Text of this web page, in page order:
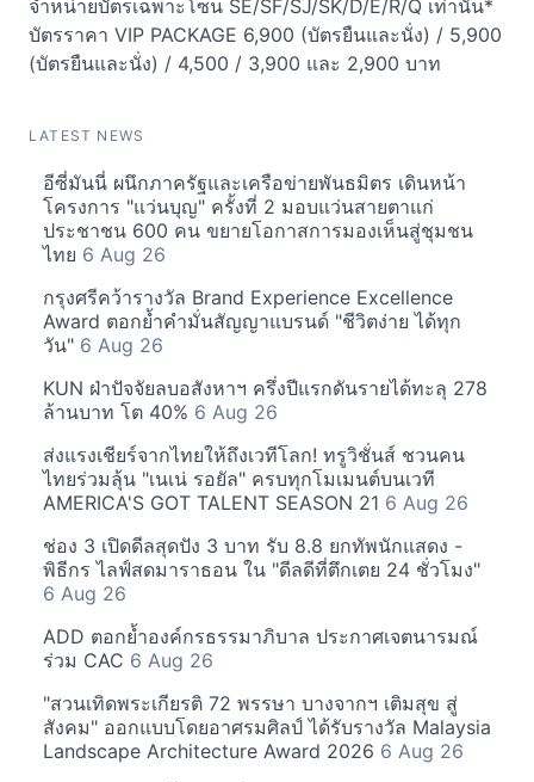
จำหน่ายบัตรเฉพาะโซน SE/SF/SJ/SK/D/E/R/Q เท่านั้น*
บัตรราคา VIP PACKAGE 6,900 (บัตรยืนและนั่ง) / 5,900
(บัตรยืนและนั่ง) / 4,500 / 3,900 และ 2,900 บาท
LATEST NEWS
อีซี่มันนี่ ผนึกภาครัฐและเครือข่ายพันธมิตร เดินหน้า
โครงการ "แว่นบุญ" ครั้งที่ 2 มอบแว่นสายตาแก่
ประชาชน 600 คน ขยายโอกาสการมองเห็นสู่ชุมชน
ไทย 6 Aug 26
กรุงศรีคว้ารางวัล Brand Experience Excellence
Award ตอกย้ำคำมั่นสัญญาแบรนด์ "ชีวิตง่าย ได้ทุก
วัน" 6 Aug 26
KUN ฝ่าปัจจัยลบอสังหาฯ ครึ่งปีแรกดันรายได้ทะลุ 278
ล้านบาท โต 40% 6 Aug 26
ส่งแรงเชียร์จากไทยให้ถึงเวทีโลก! ทรูวิชั่นส์ ชวนคน
ไทยร่วมลุ้น "เนเน่ รอยัล" ครบทุกโมเมนต์บนเวที
AMERICA'S GOT TALENT SEASON 21 6 Aug 26
ช่อง 3 เปิดดีลสุดปัง 3 บาท รับ 8.8 ยกทัพนักแสดง -
พิธีกร ไลฟ์สดมาราธอน ใน "ดีลดีที่ตึกเตย 24 ชั่วโมง"
6 Aug 26
ADD ตอกย้ำองค์กรธรรมาภิบาล ประกาศเจตนารมณ์
ร่วม CAC 6 Aug 26
"สวนเทิดพระเกียรติ 72 พรรษา บางจากฯ เติมสุข สู่
สังคม" ออกแบบโดยอาศรมศิลป์ ได้รับรางวัล Malaysia
Landscape Architecture Award 2026 6 Aug 26